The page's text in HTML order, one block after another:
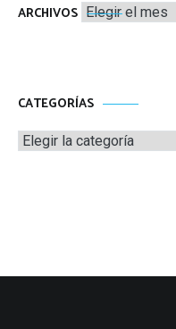
ARCHIVOS Archivos
CATEGORÍAS
Categorías